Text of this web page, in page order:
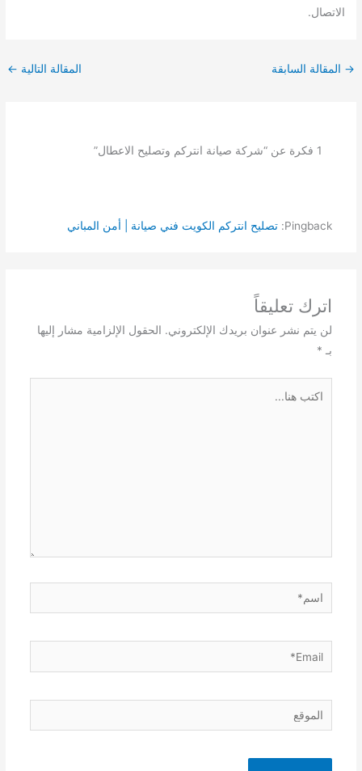
الاتصال.
→ المقالة السابقة المقالة التالية ←
1 فكرة عن “شركة صيانة انتركم وتصليح الاعطال”
Pingback: تصليح انتركم الكويت فني صيانة | أمن المباني
اترك تعليقاً
لن يتم نشر عنوان بريدك الإلكتروني. الحقول الإلزامية مشار إليها
بـ *
اسم*
Email*
الموقع